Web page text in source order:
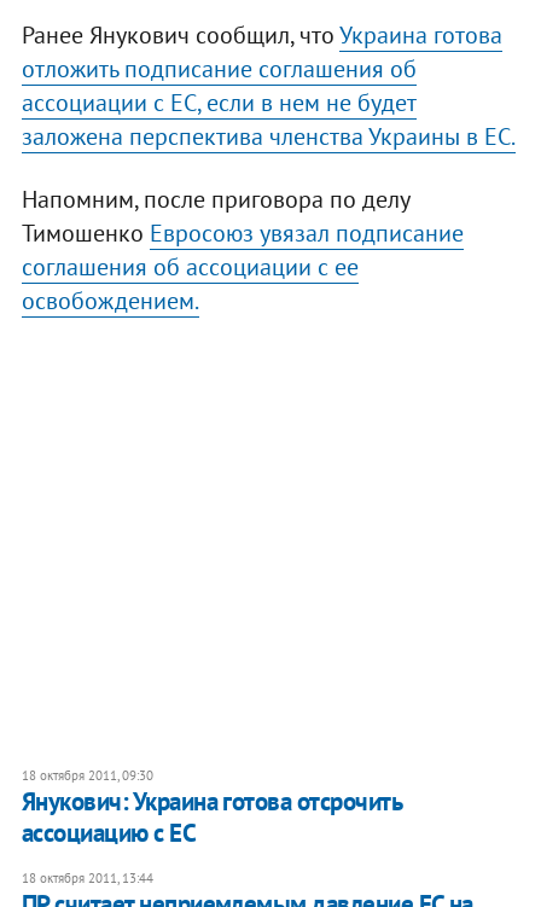
Ранее Янукович сообщил, чтоУкраина готова
отложить подписание соглашения об
ассоциации с ЕС, если в нем не будет
заложена перспектива членства Украины в ЕС.
Напомним, после приговора по делу
Тимошенко Евросоюз увязал подписание
соглашения об ассоциации с ее
освобождением.
18 октября 2011, 09:30
Янукович: Украина готова отсрочить
ассоциацию с ЕС
18 октября 2011, 13:44